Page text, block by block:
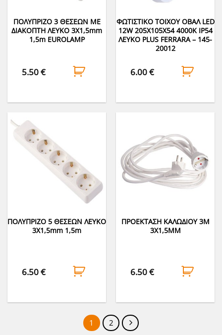
ΠΟΛΥΠΡΙΖΟ 3 ΘΕΣΕΩΝ ΜΕ
ΔΙΑΚΟΠΤΗ ΛΕΥΚΟ 3Χ1,5mm
1,5m EUROLAMP
5.50€
ΦΩΤΙΣΤΙΚΟ ΤΟΙΧΟΥ ΟΒΑΛ LED
12W 205X105X54 4000K IP54
ΛΕΥΚΟ PLUS FERRARA – 145-
20012
6.00€
ΠΟΛΥΠΡΙΖΟ 5 ΘΕΣΕΩΝ ΛΕΥΚΟ
3Χ1,5mm 1,5m
6.50€
ΠΡΟΕΚΤΑΣΗ ΚΑΛΩΔΙΟΥ 3Μ
3Χ1,5ΜΜ
6.50€
1 2